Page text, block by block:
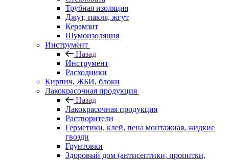
Трубная изоляция
Джут, пакля, жгут
Керамзит
Шумоизоляция
Инструмент
Назад
Инструмент
Расходники
Кирпич, ЖБИ, блоки
Лакокрасочная продукция
Назад
Лакокрасочная продукция
Растворители
Герметики, клей, пена монтажная, жидкие
гвозди
Грунтовки
Здоровый дом (антисептики, пропитки,